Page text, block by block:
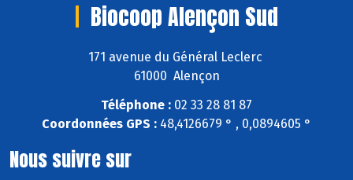
Biocoop Alençon Sud
171 avenue du Général Leclerc
61000 Alençon
Téléphone : 02 33 28 81 87
Coordonnées GPS : 48,4126679 ° , 0,0894605 °
Nous suivre sur